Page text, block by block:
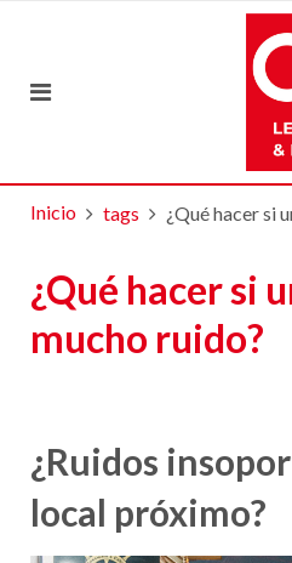
Inicio tags ¿Qué hacer si
¿Qué hacer si
mucho ruido?
¿Ruidos
local próximo?